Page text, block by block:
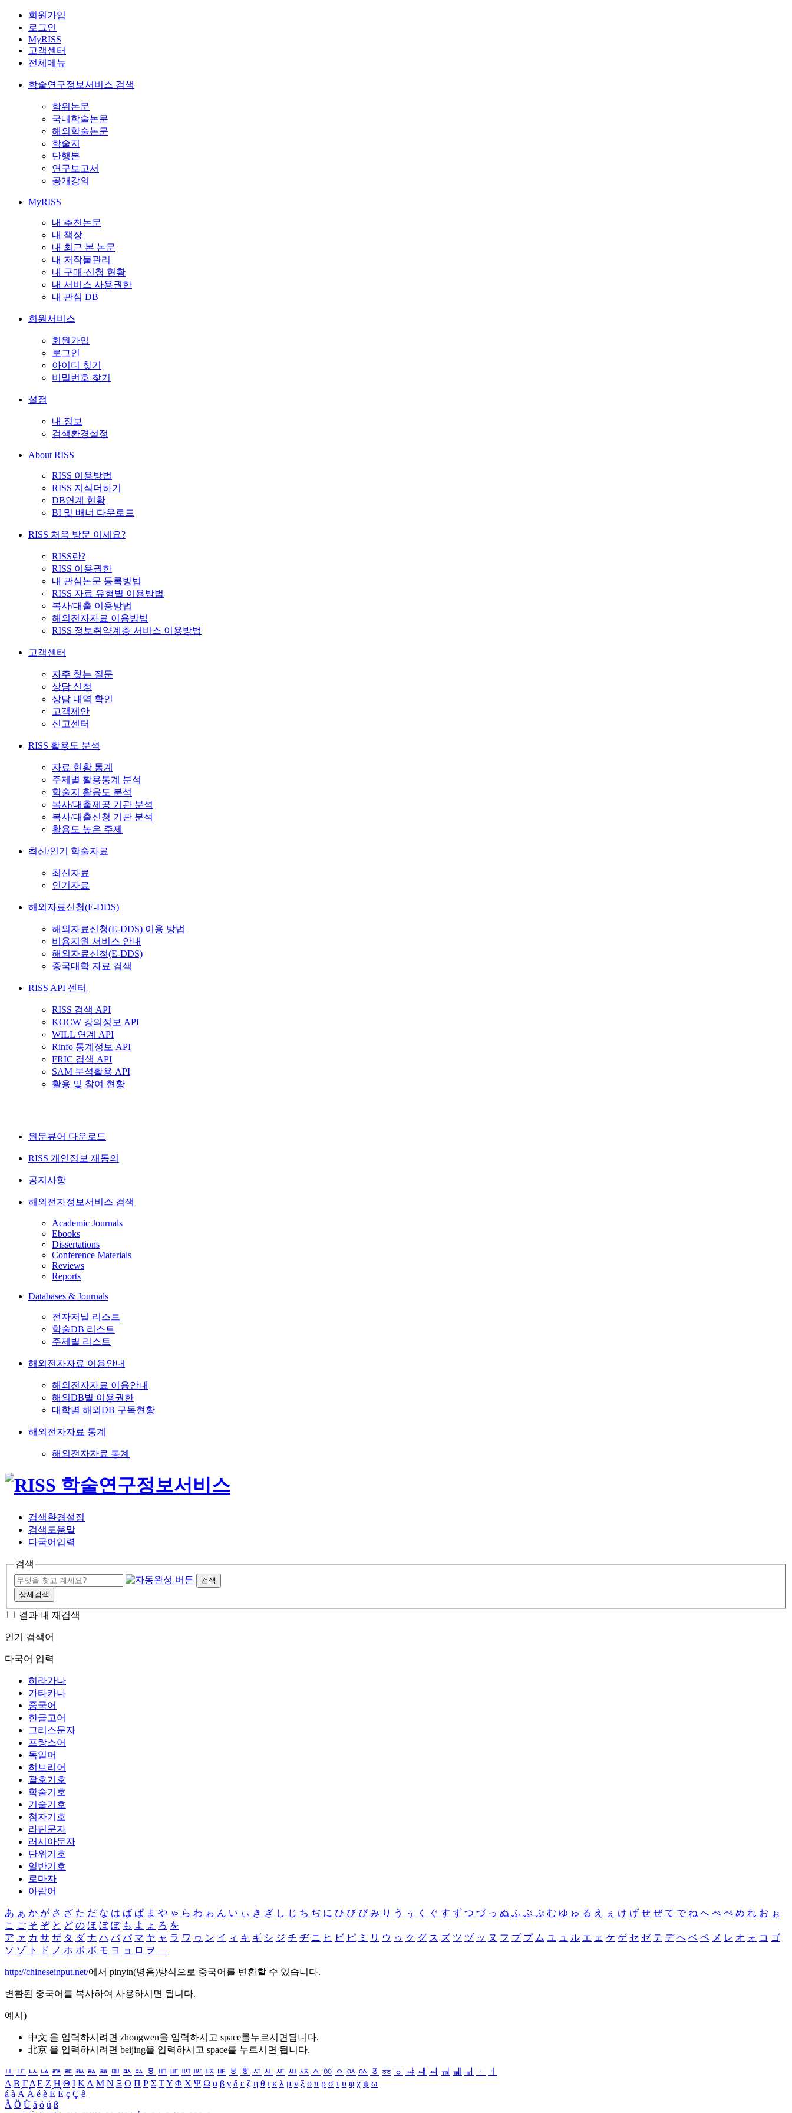
회원가입
로그인
MyRISS
고객센터
전체메뉴
학술연구정보서비스 검색
학위논문
국내학술논문
해외학술논문
학술지
단행본
연구보고서
공개강의
MyRISS
내 추천논문
내 책장
내 최근 본 논문
내 저작물관리
내 구매·신청 현황
내 서비스 사용권한
내 관심 DB
회원서비스
회원가입
로그인
아이디 찾기
비밀번호 찾기
설정
내 정보
검색환경설정
About RISS
RISS 이용방법
RISS 지식더하기
DB연계 현황
BI 및 배너 다운로드
RISS 처음 방문 이세요?
RISS란?
RISS 이용권한
내 관심논문 등록방법
RISS 자료 유형별 이용방법
복사/대출 이용방법
해외전자자료 이용방법
RISS 정보취약계층 서비스 이용방법
고객센터
자주 찾는 질문
상담 신청
상담 내역 확인
고객제안
신고센터
RISS 활용도 분석
자료 현황 통계
주제별 활용통계 분석
학술지 활용도 분석
복사/대출제공 기관 분석
복사/대출신청 기관 분석
활용도 높은 주제
최신/인기 학술자료
최신자료
인기자료
해외자료신청(E-DDS)
해외자료신청(E-DDS) 이용 방법
비용지원 서비스 안내
해외자료신청(E-DDS)
중국대학 자료 검색
RISS API 센터
RISS 검색 API
KOCW 강의정보 API
WILL 연계 API
Rinfo 통계정보 API
FRIC 검색 API
SAM 분석활용 API
활용 및 참여 현황
원문뷰어 다운로드
RISS 개인정보 재동의
공지사항
해외전자정보서비스 검색
Academic Journals
Ebooks
Dissertations
Conference Materials
Reviews
Reports
Databases & Journals
전자저널 리스트
학술DB 리스트
주제별 리스트
해외전자자료 이용안내
해외전자자료 이용안내
해외DB별 이용권한
대학별 해외DB 구독현황
해외전자자료 통계
해외전자자료 통계
검색환경설정
검색도움말
다국어입력
검색
검색
상세검색
결과 내 재검색
인기 검색어
다국어 입력
히라가나
가타카나
중국어
한글고어
그리스문자
프랑스어
독일어
히브리어
괄호기호
학술기호
기술기호
첨자기호
라틴문자
러시아문자
단위기호
일반기호
로마자
아랍어
あ ぁ か が さ ざ た だ な は ば ぱ ま や ゃ ら わ ゎ ん い ぃ き ぎ し じ ち ぢ に ひ び ぴ み り う ぅ く ぐ す ず つ づ っ ぬ ふ ぶ ぷ む ゆ ゅ る え ぇ け げ せ ぜ て で ね へ べ ぺ め れ お ぉ
こ ご そ ぞ と ど の ほ ぼ ぽ も よ ょ ろ を
ア ァ カ サ ザ タ ダ ナ ハ バ パ マ ヤ ャ ラ ワ ヮ ン イ ィ キ ギ シ ジ チ ヂ ニ ヒ ビ ピ ミ リ ウ ゥ ク グ ス ズ ツ ヅ ッ ヌ フ ブ プ ム ユ ュ ル エ ェ ケ ゲ セ ゼ テ デ ヘ ベ ペ メ レ オ ォ コ ゴ
ソ ゾ ト ド ノ ホ ボ ポ モ ヨ ョ ロ ヲ ―
http://chineseinput.net/에서 pinyin(병음)방식으로 중국어를 변환할 수 있습니다.
변환된 중국어를 복사하여 사용하시면 됩니다.
예시)
中文 을 입력하시려면 zhongwen을 입력하시고 space를누르시면됩니다.
北京 을 입력하시려면 beijing을 입력하시고 space를 누르시면 됩니다.
ㅥ ㅦ ㅧ ㅨ ㅩ ㅪ ㅫ ㅬ ㅭ ㅮ ㅯ ㅰ ㅱ ㅲ ㅳ ㅴ ㅵ ㅶ ㅷ ㅸ ㅹ ㅺ ㅻ ㅼ ㅽ ㅾ ㅿ ㆀ ㆁ ㆂ ㆃ ㆄ ㆅ ㆆ ㆇ ㆈ ㆉ ㆊ ㆋ ㆌ ㆍ
ㆎ
Α Β ΓΔ Ε Ζ Η Θ Ι ΚΛ Μ Ν Ξ Ο Π Ρ Σ ΤΥ Φ Χ Ψ Ω α β γ δ ε ζ η θ ι κ λ μ ν ξ ο π ρ σ τ υ φ χ ψ ω
á à Á À é è É È ç Ç ê
Ä Ö Ü ä ö ü ß